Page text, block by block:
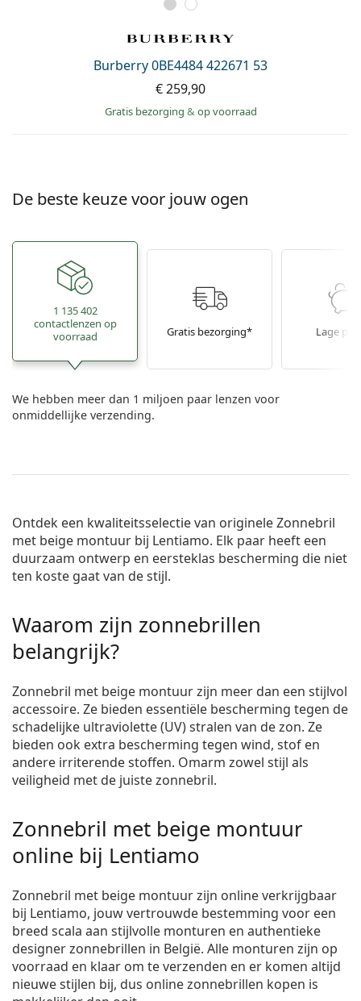
Burberry 0BE4484 422671 53
€ 259,90
Gratis bezorging & op voorraad
De beste keuze voor jouw ogen
1 135 402
contactlenzen op
voorraad
Gratis bezorging* Lage
We hebben meer dan 1 miljoen paar lenzen voor
onmiddellijke verzending.
Ontdek een kwaliteitsselectie van originele Zonnebril
met beige montuur bij Lentiamo. Elk paar heeft een
duurzaam ontwerp en eersteklas bescherming die niet
ten koste gaat van de stijl.
Waarom zijn zonnebrillen
belangrijk?
Zonnebril met beige montuur zijn meer dan een stijlvol
accessoire. Ze bieden essentiële bescherming tegen de
schadelijke ultraviolette (UV) stralen van de zon. Ze
bieden ook extra bescherming tegen wind, stof en
andere irriterende stoffen. Omarm zowel stijl als
veiligheid met de juiste zonnebril.
Zonnebril met beige montuur
online bij Lentiamo
Zonnebril met beige montuur zijn online verkrijgbaar
bij Lentiamo, jouw vertrouwde bestemming voor een
breed scala aan stijlvolle monturen en authentieke
designer zonnebrillen in België. Alle monturen zijn op
voorraad en klaar om te verzenden en er komen altijd
nieuwe stijlen bij, dus online zonnebrillen kopen is